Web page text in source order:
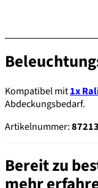
Kompatibel mit1x
Abdeckungsbedarf.
Artikelnummer:
Bereit zu